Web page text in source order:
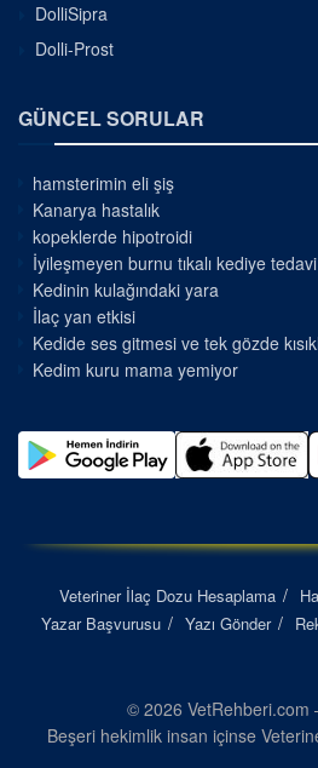
DolliSipra
Dolli-Prost
GÜNCEL SORULAR
hamsterimin eli şiş
Kanarya hastalık
kopeklerde hipotroidi
İyileşmeyen burnu tıkalı kediye tedavi
Kedinin kulağındaki yara
İlaç yan etkisi
Kedide ses gitmesi ve tek gözde
Kedim kuru mama yemiyor
Veteriner İlaç Dozu Hesaplama
Yazar Başvurusu
Yazı Gönder
© 2026 VetRehberi.com
Beşeri hekimlik insan içinse